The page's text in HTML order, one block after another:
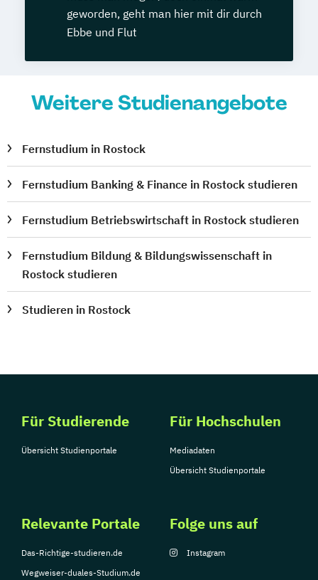
geworden, geht man hier mit dir durch
Ebbe und Flut
Weitere Studienangebote
Fernstudium in Rostock
Fernstudium Banking & Finance in Rostock studieren
Fernstudium Betriebswirtschaft in Rostock studieren
Fernstudium Bildung & Bildungswissenschaft in
Rostock studieren
Studieren in Rostock
Für Studierende
Übersicht Studienportale
Für Hochschulen
Mediadaten
Übersicht Studienportale
Relevante Portale
Das-Richtige-studieren.de
Wegweiser-duales-Studium.de
Folge uns auf
Instagram